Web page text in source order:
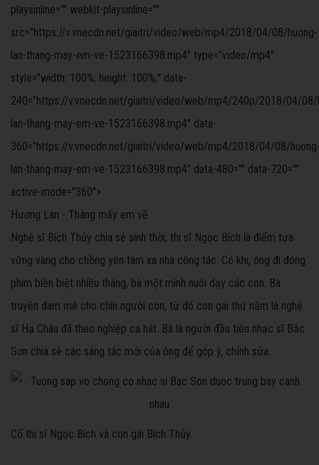
playsinline="" webkit-playsinline=""
src="https://v.vnecdn.net/giaitri/video/web/mp4/2018/04/08/huong-
lan-thang-may-em-ve-1523166398.mp4" type="video/mp4"
style="width: 100%; height: 100%;" data-
240="https://v.vnecdn.net/giaitri/video/web/mp4/240p/2018/04/08/
lan-thang-may-em-ve-1523166398.mp4" data-
360="https://v.vnecdn.net/giaitri/video/web/mp4/2018/04/08/
lan-thang-may-em-ve-1523166398.mp4" data-480="" data-720=""
active-mode="360">
Hương Lan - Tháng mấy em về
Nghệ sĩ Bích Thủy chia sẻ sinh thời, thi sĩ Ngọc Bích là điểm tựa
vững vàng cho chồng yên tâm xa nhà công tác. Có khi, ông đi đóng
phim biền biệt nhiều tháng, bà một mình nuôi dạy các con. Bà
truyền đam mê cho chín người con, từ đó con gái thứ năm là nghệ
sĩ Hạ Châu đã theo nghiệp ca hát. Bà là người đầu tiên nhạc sĩ Bắc
Sơn chia sẻ các sáng tác mới của ông để góp ý, chỉnh sửa.
Cố thi sĩ Ngọc Bích và con gái Bích Thủy.